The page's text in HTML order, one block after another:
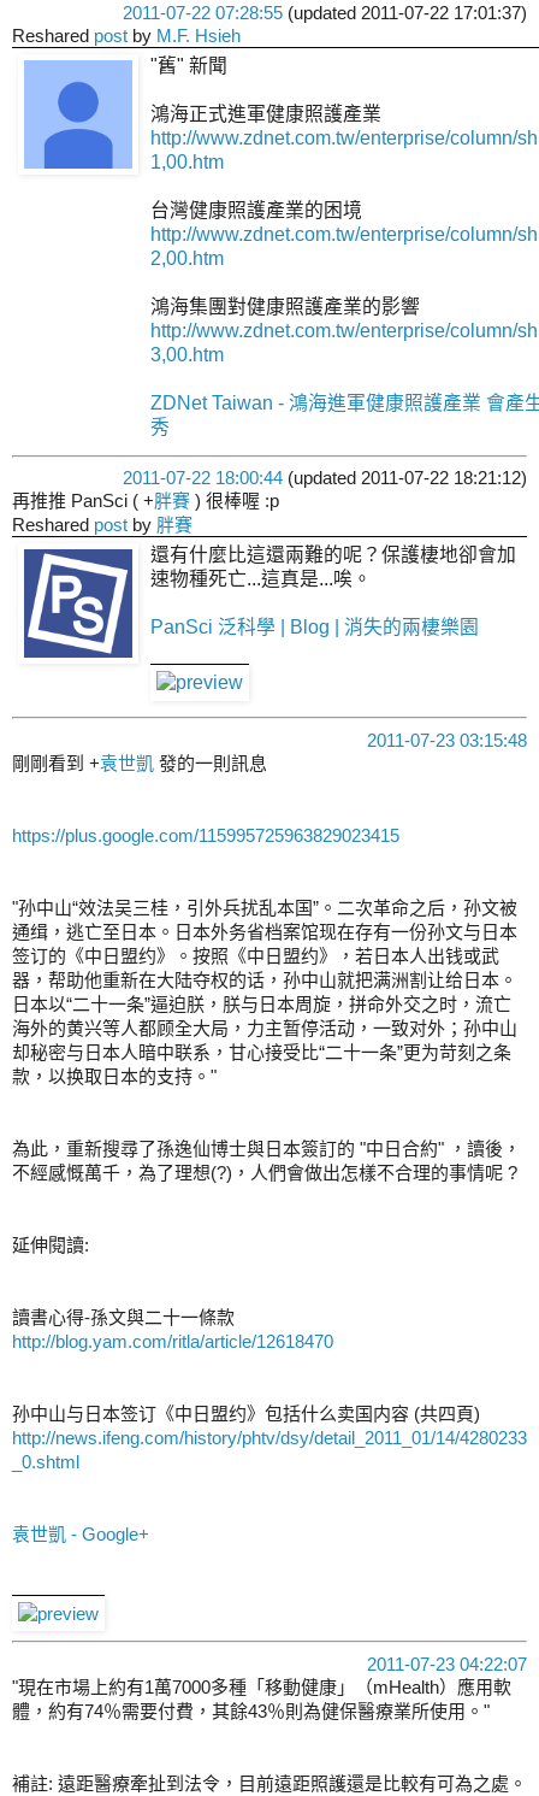
2011-07-22 07:28:55 (updated 2011-07-22 17:01:37)
Reshared post by M.F. Hsieh
"舊" 新聞
鴻海正式進軍健康照護產業
http://www.zdnet.com.tw/enterprise/column/
1,00.htm
台灣健康照護產業的困境
http://www.zdnet.com.tw/enterprise/column/
2,00.htm
鴻海集團對健康照護產業的影響
http://www.zdnet.com.tw/enterprise/column/
3,00.htm
ZDNet Taiwan - 鴻海進軍健康照護產業 會產
秀
2011-07-22 18:00:44 (updated 2011-07-22 18:21:12)
再推推 PanSci ( +胖賽 ) 很棒喔 :p
Reshared post by 胖賽
還有什麼比這還兩難的呢？保護棲地卻會加
速物種死亡...這真是...唉。
PanSci 泛科學 | Blog | 消失的兩棲樂園
2011-07-23 03:15:48
剛剛看到 +袁世凱 發的一則訊息
https://plus.google.com/115995725963829023415
"孙中山“效法吴三桂，引外兵扰乱本国”。二次革命之后，孙文被
通缉，逃亡至日本。日本外务省档案馆现在存有一份孙文与日本
签订的《中日盟约》。按照《中日盟约》，若日本人出钱或武
器，帮助他重新在大陆夺权的话，孙中山就把满洲割让给日本。
日本以“二十一条”逼迫朕，朕与日本周旋，拼命外交之时，流亡
海外的黄兴等人都顾全大局，力主暂停活动，一致对外；孙中山
却秘密与日本人暗中联系，甘心接受比“二十一条”更为苛刻之条
款，以换取日本的支持。"
為此，重新搜尋了孫逸仙博士與日本簽訂的 "中日合約" ，讀後，
不經感慨萬千，為了理想(?)，人們會做出怎樣不合理的事情呢 ?
延伸閱讀:
讀書心得-孫文與二十一條款
http://blog.yam.com/ritla/article/12618470
孙中山与日本签订《中日盟约》包括什么卖国内容 (共四頁)
http://news.ifeng.com/history/phtv/dsy/detail_2011_01/14/4280233
_0.shtml
袁世凱 - Google+
2011-07-23 04:22:07
"現在市場上約有1萬7000多種「移動健康」（mHealth）應用軟
體，約有74％需要付費，其餘43％則為健保醫療業所使用。"
補註: 遠距醫療牽扯到法令，目前遠距照護還是比較有可為之處。